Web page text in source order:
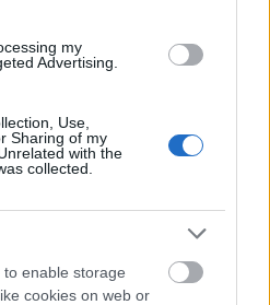
my
Advertising.
Use,
Sharing of my
with the
collected.
enable storage
cookies on web or
borok idén
édes